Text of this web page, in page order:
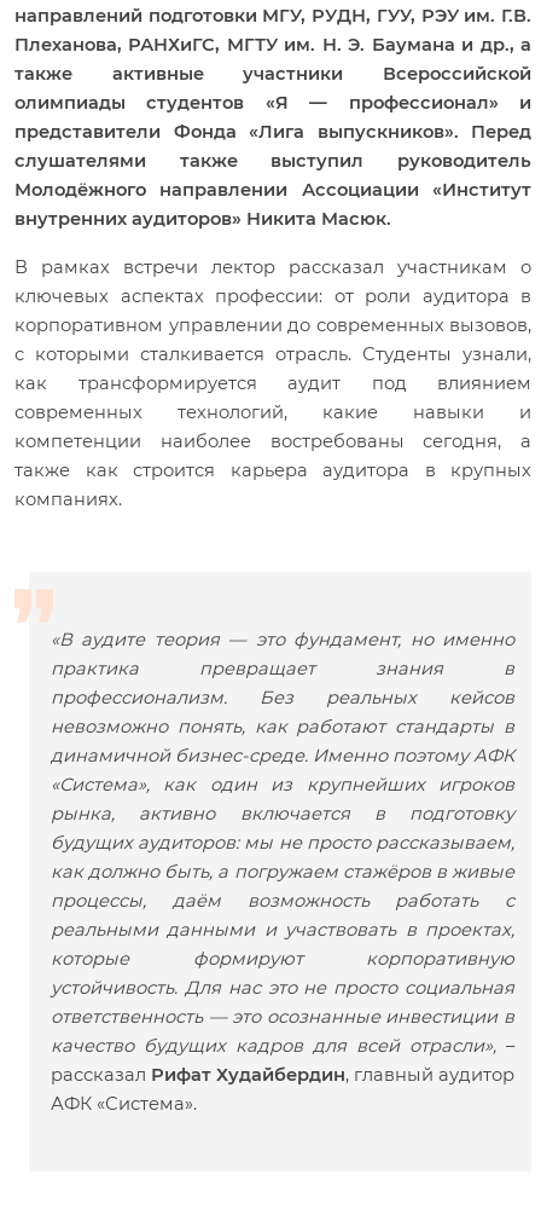
направлений подготовки МГУ, РУДН, ГУУ, РЭУ им. Г.В.
Плеханова, РАНХиГС, МГТУ им. Н. Э. Баумана и др., а
также активные участники Всероссийской
олимпиады студентов «Я — профессионал» и
представители Фонда «Лига выпускников». Перед
слушателями также выступил руководитель
Молодёжного направлении Ассоциации «Институт
внутренних аудиторов» Никита Масюк.
В рамках встречи лектор рассказал участникам о
ключевых аспектах профессии: от роли аудитора в
корпоративном управлении до современных вызовов,
с которыми сталкивается отрасль. Студенты узнали,
как трансформируется аудит под влиянием
современных технологий, какие навыки и
компетенции наиболее востребованы сегодня, а
также как строится карьера аудитора в крупных
компаниях.
«В аудите теория — это фундамент, но именно
практика превращает знания в
профессионализм. Без реальных кейсов
невозможно понять, как работают стандарты в
динамичной бизнес-среде. Именно поэтому АФК
«Система», как один из крупнейших игроков
рынка, активно включается в подготовку
будущих аудиторов: мы не просто рассказываем,
как должно быть, а погружаем стажёров в живые
процессы, даём возможность работать с
реальными данными и участвовать в проектах,
которые формируют корпоративную
устойчивость. Для нас это не просто социальная
ответственность — это осознанные инвестиции в
качество будущих кадров для всей отрасли», –
рассказал Рифат Худайбердин, главный аудитор
АФК «Система».